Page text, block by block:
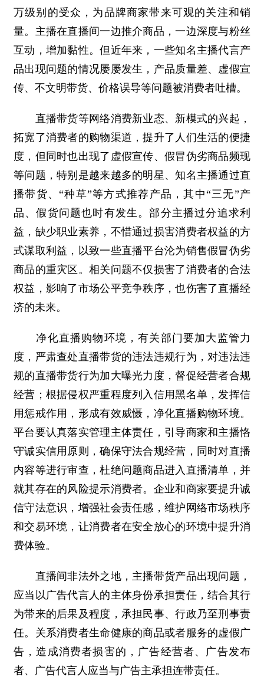
万级别的受众，为品牌商家带来可观的关注和销
量。主播在直播间一边推介商品，一边深度与粉丝
互动，增加黏性。但近年来，一些知名主播代言产
品出现问题的情况屡屡发生，产品质量差、虚假宣
传、不文明带货、价格误导等问题被消费者吐槽。
直播带货等网络消费新业态、新模式的兴起，
拓宽了消费者的购物渠道，提升了人们生活的便捷
度，但同时也出现了虚假宣传、假冒伪劣商品频现
等问题，特别是越来越多的明星、知名主播通过直
播带货、“种草”等方式推荐产品，其中“三无”产
品、假货问题也时有发生。部分主播过分追求利
益，缺少职业素养，不惜通过损害消费者权益的方
式谋取利益，以致一些直播平台沦为销售假冒伪劣
商品的重灾区。相关问题不仅损害了消费者的合法
权益，影响了市场公平竞争秩序，也伤害了直播经
济的未来。
净化直播购物环境，有关部门要加大监管力
度，严肃查处直播带货的违法违规行为，对违法违
规的直播带货行为加大曝光力度，督促经营者合规
经营；根据侵权严重程度列入信用黑名单，发挥信
用惩戒作用，形成有效威慑，净化直播购物环境。
平台要认真落实管理主体责任，引导商家和主播恪
守诚实信用原则，确保守法合规经营，同时对直播
内容等进行审查，杜绝问题商品进入直播清单，并
就其存在的风险提示消费者。企业和商家要提升诚
信守法意识，增强社会责任感，维护网络市场秩序
和交易环境，让消费者在安全放心的环境中提升消
费体验。
直播间非法外之地，主播带货产品出现问题，
应当以广告代言人的主体身份承担责任，结合其行
为带来的后果及程度，承担民事、行政乃至刑事责
任。关系消费者生命健康的商品或者服务的虚假广
告，造成消费者损害的，广告经营者、广告发布
者、广告代言人应当与广告主承担连带责任。